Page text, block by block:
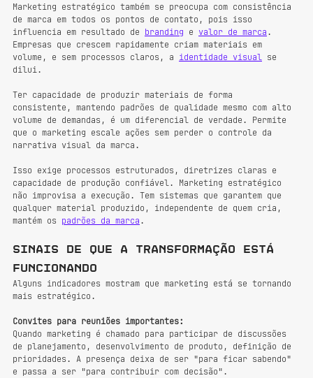
Marketing estratégico também se preocupa com consistência
de marca em todos os pontos de contato, pois isso
influencia em resultado de branding e valor de marca.
Empresas que crescem rapidamente criam materiais em
volume, e sem processos claros, a identidade visual se
dilui.
Ter capacidade de produzir materiais de forma
consistente, mantendo padrões de qualidade mesmo com alto
volume de demandas, é um diferencial de verdade. Permite
que o marketing escale ações sem perder o controle da
narrativa visual da marca.
Isso exige processos estruturados, diretrizes claras e
capacidade de produção confiável. Marketing estratégico
não improvisa a execução. Tem sistemas que garantem que
qualquer material produzido, independente de quem cria,
mantém os padrões da marca.
Sinais de que a transformação está
funcionando
Alguns indicadores mostram que marketing está se tornando
mais estratégico.
Convites para reuniões importantes:
Quando marketing é chamado para participar de discussões
de planejamento, desenvolvimento de produto, definição de
prioridades. A presença deixa de ser "para ficar sabendo"
e passa a ser "para contribuir com decisão".